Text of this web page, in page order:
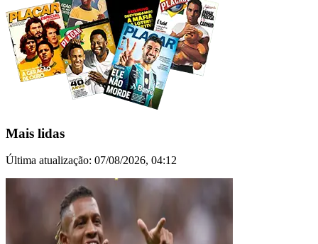
Mais lidas
Última atualização: 07/08/2026, 04:12